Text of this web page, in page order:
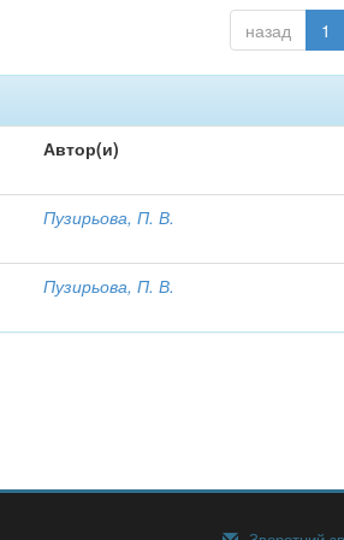
назад 1
Автор(и)
Пузирьова, П. В.
Пузирьова, П. В.